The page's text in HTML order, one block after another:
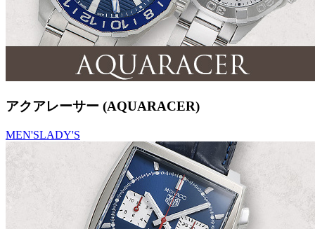
アクアレーサー (AQUARACER)
MEN'SLADY'S